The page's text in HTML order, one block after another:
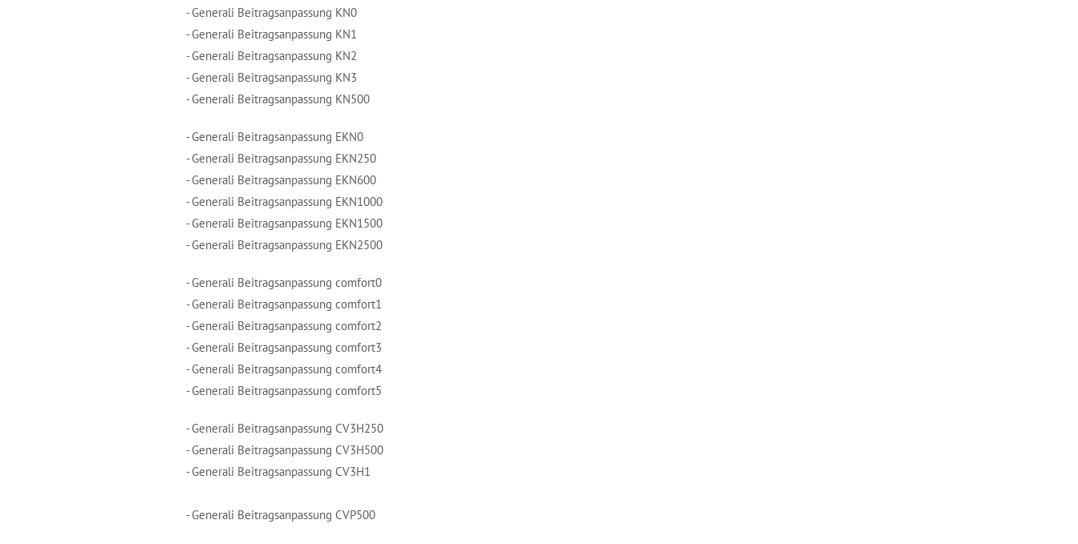
- Generali Beitragsanpassung KN0
- Generali Beitragsanpassung KN1
- Generali Beitragsanpassung KN2
- Generali Beitragsanpassung KN3
- Generali Beitragsanpassung KN500
- Generali Beitragsanpassung EKN0
- Generali Beitragsanpassung EKN250
- Generali Beitragsanpassung EKN600
- Generali Beitragsanpassung EKN1000
- Generali Beitragsanpassung EKN1500
- Generali Beitragsanpassung EKN2500
- Generali Beitragsanpassung comfort0
- Generali Beitragsanpassung comfort1
- Generali Beitragsanpassung comfort2
- Generali Beitragsanpassung comfort3
- Generali Beitragsanpassung comfort4
- Generali Beitragsanpassung comfort5
- Generali Beitragsanpassung CV3H250
- Generali Beitragsanpassung CV3H500
- Generali Beitragsanpassung CV3H1
- Generali Beitragsanpassung CVP500